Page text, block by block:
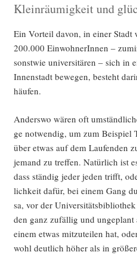
Kleinräumigkeit und
Ein Vor­teil davon, in einer Stadt
200.000 Ein­woh­ne­rIn­nen –
sonst­wie uni­ver­si­tä­ren – sich in
Innen­stadt bewe­gen, besteht
häufen.
Anders­wo wären oft
ge not­wen­dig, um zum Bei­spiel
über etwas auf dem Lau­fen­den
jemand zu tref­fen. Natür­lich ist
dass stän­dig jeder jeden trifft,
lich­keit dafür, bei einem Gang
sa, vor der
den ganz zufäl­lig und unge­plant
einem etwas mit­zu­tei­len hat,
wohl deut­lich höher als in